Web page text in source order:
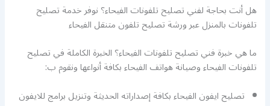
هل أنت بحاجة لفني تصليح تلفونات الفيحاء؟ نوفر خدمة تصليح
تلفونات بالمنزل عبر ورشة تصليح تلفون متنقل الفيحاء
ما هي خبرة فني تصليح تلفونات الفيحاء؟ الخبرة الكاملة في تصليح
تلفونات الفيحاء وصيانة هواتف الفيحاء بكافة أنواعها ونقوم ب:
تصليح ايفون الفيحاء بكافة إصداراته الحديثة وتنزيل برامج للايفون